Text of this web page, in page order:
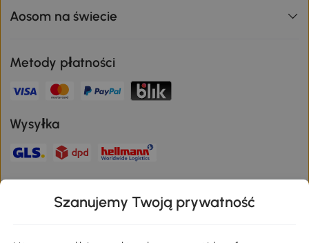
Aosom na świecie
Metody płatności
Wysyłka
Szanujemy Twoją prywatność